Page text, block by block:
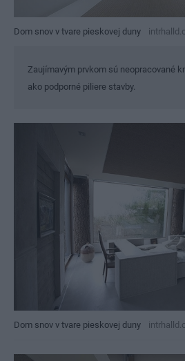
Dom snov v tvare pieskovej duny
Zaujímavým prvkom sú neopracované
ako podporné piliere stavby.
Dom snov v tvare pieskovej duny